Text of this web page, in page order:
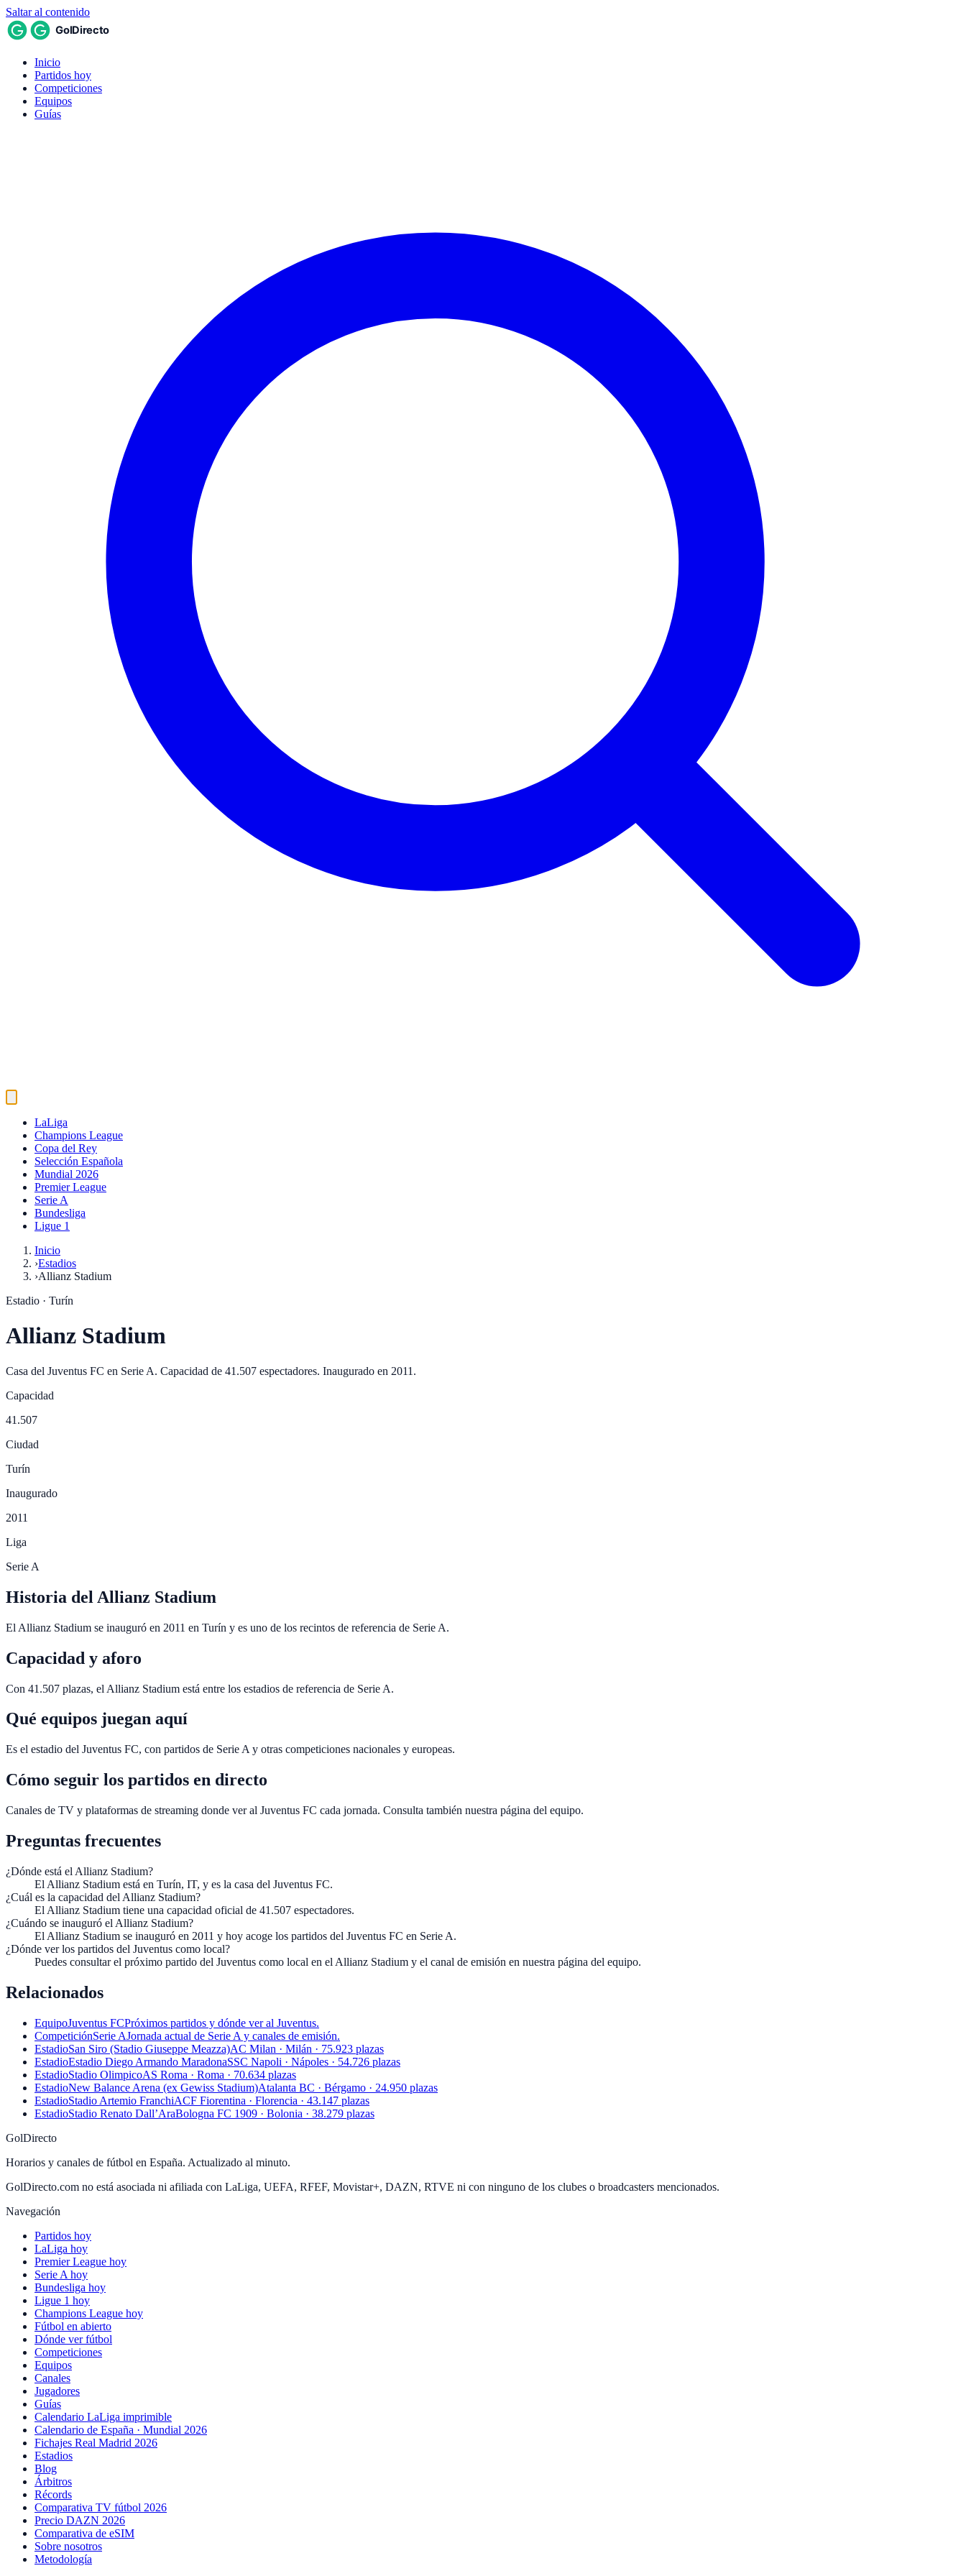
Saltar al contenido
Inicio
Partidos hoy
Competiciones
Equipos
Guías
LaLiga
Champions League
Copa del Rey
Selección Española
Mundial 2026
Premier League
Serie A
Bundesliga
Ligue 1
Inicio
›Estadios
›Allianz Stadium
Estadio · Turín
Allianz Stadium
Casa del Juventus FC en Serie A. Capacidad de 41.507 espectadores. Inaugurado en 2011 .
Capacidad
41.507
Ciudad
Turín
Inaugurado
2011
Liga
Serie A
Historia del Allianz Stadium
El Allianz Stadium se inauguró en 2011 en Turín y es uno de los recintos de referencia de Serie A.
Capacidad y aforo
Con 41.507 plazas, el Allianz Stadium está entre los estadios de referencia de Serie A.
Qué equipos juegan aquí
Es el estadio del Juventus FC, con partidos de Serie A y otras competiciones nacionales y europeas.
Cómo seguir los partidos en directo
Canales de TV y plataformas de streaming donde ver al Juventus FC cada jornada. Consulta también nuestra página del equipo.
Preguntas frecuentes
¿Dónde está el Allianz Stadium?
El Allianz Stadium está en Turín, IT, y es la casa del Juventus FC.
¿Cuál es la capacidad del Allianz Stadium?
El Allianz Stadium tiene una capacidad oficial de 41.507 espectadores.
¿Cuándo se inauguró el Allianz Stadium?
El Allianz Stadium se inauguró en 2011 y hoy acoge los partidos del Juventus FC en Serie A.
¿Dónde ver los partidos del Juventus como local?
Puedes consultar el próximo partido del Juventus como local en el Allianz Stadium y el canal de emisión en nuestra página del equipo.
Relacionados
EquipoJuventus FCPróximos partidos y dónde ver al Juventus.
CompeticiónSerie AJornada actual de Serie A y canales de emisión.
EstadioSan Siro (Stadio Giuseppe Meazza)AC Milan · Milán · 75.923 plazas
EstadioEstadio Diego Armando MaradonaSSC Napoli · Nápoles · 54.726 plazas
EstadioStadio OlimpicoAS Roma · Roma · 70.634 plazas
EstadioNew Balance Arena (ex Gewiss Stadium)Atalanta BC · Bérgamo · 24.950 plazas
EstadioStadio Artemio FranchiACF Fiorentina · Florencia · 43.147 plazas
EstadioStadio Renato Dall’AraBologna FC 1909 · Bolonia · 38.279 plazas
GolDirecto
Horarios y canales de fútbol en España. Actualizado al minuto.
GolDirecto.com no está asociada ni afiliada con LaLiga, UEFA, RFEF, Movistar+, DAZN, RTVE ni con ninguno de los clubes o broadcasters mencionados.
Navegación
Partidos hoy
LaLiga hoy
Premier League hoy
Serie A hoy
Bundesliga hoy
Ligue 1 hoy
Champions League hoy
Fútbol en abierto
Dónde ver fútbol
Competiciones
Equipos
Canales
Jugadores
Guías
Calendario LaLiga imprimible
Calendario de España · Mundial 2026
Fichajes Real Madrid 2026
Estadios
Blog
Árbitros
Récords
Comparativa TV fútbol 2026
Precio DAZN 2026
Comparativa de eSIM
Sobre nosotros
Metodología